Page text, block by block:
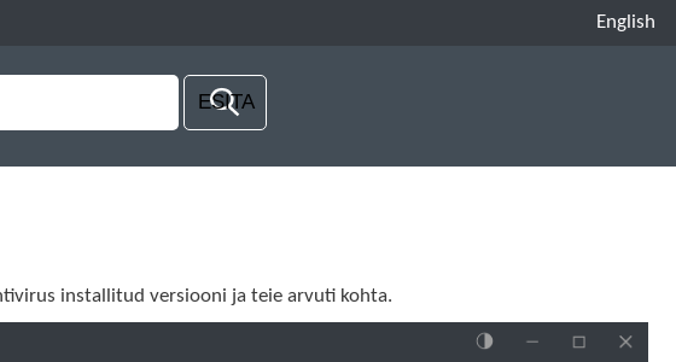
English
installitud versiooni ja teie arvuti kohta.